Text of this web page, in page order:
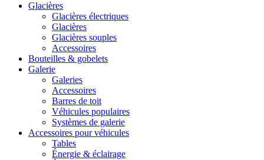
Glacières
Glacières électriques
Glacières
Glacières souples
Accessoires
Bouteilles & gobelets
Galerie
Galeries
Accessoires
Barres de toit
Véhicules populaires
Systèmes de galerie
Accessoires pour véhicules
Tables
Énergie & éclairage